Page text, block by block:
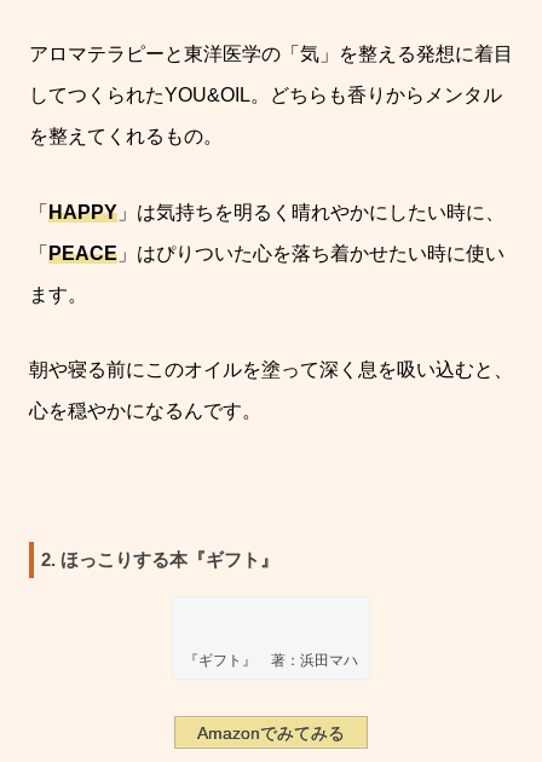
アロマテラピーと東洋医学の「気」を整える発想に着目
してつくられたYOU&OIL。どちらも香りからメンタル
を整えてくれるもの。
「 HAPPY 」は気持ちを明るく晴れやかにしたい時に、
「 PEACE 」はぴりついた心を落ち着かせたい時に使い
ます。
朝や寝る前にこのオイルを塗って深く息を吸い込むと、
心を穏やかになるんです。
2. ほっこりする本『ギフト』
『ギフト』 著：浜田マハ
Amazonでみてみる